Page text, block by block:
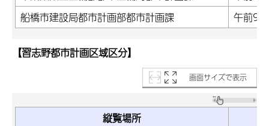
船橋市建設局都市計画部都市計画課
午前9
【習志野都市計画区域区分】
画面サイズで表示
縦覧場所